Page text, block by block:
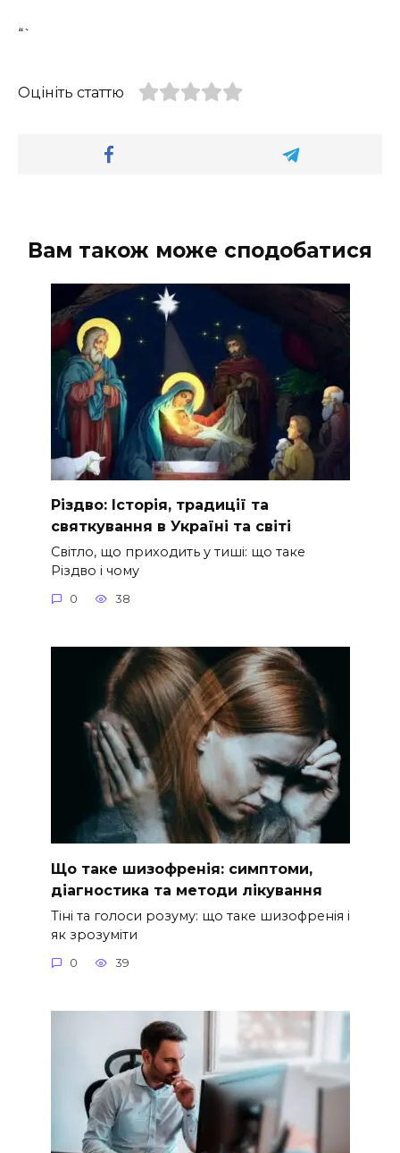
“`
Оцініть статтю
Вам також може сподобатися
Різдво: Історія, традиції та
святкування в Україні та світі
Світло, що приходить у тиші: що таке
Різдво і чому
0 38
Що таке шизофренія: симптоми,
діагностика та методи лікування
Тіні та голоси розуму: що таке шизофренія і
як зрозуміти
0 39